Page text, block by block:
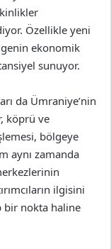
Özellikle yeni
ekonomik
sunuyor.
da Ümraniye’nin
köprü ve
bölgeye
aynı zamanda
ilgisini
bir nokta haline